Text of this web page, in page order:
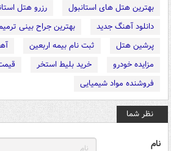
بهترین هتل های استانبول
رزرو هتل
دانلود آهنگ جدید
بهترین جراح بینی
پرشین هتل
ثبت نام بیمه اربعین
مزایده خودرو
خرید بلیط استخر
فروشنده مواد شیمیایی
نظر شما
نام